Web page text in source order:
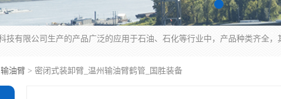
输油臂 > 密闭式装卸臂_温州输油臂鹤管_国胜装备